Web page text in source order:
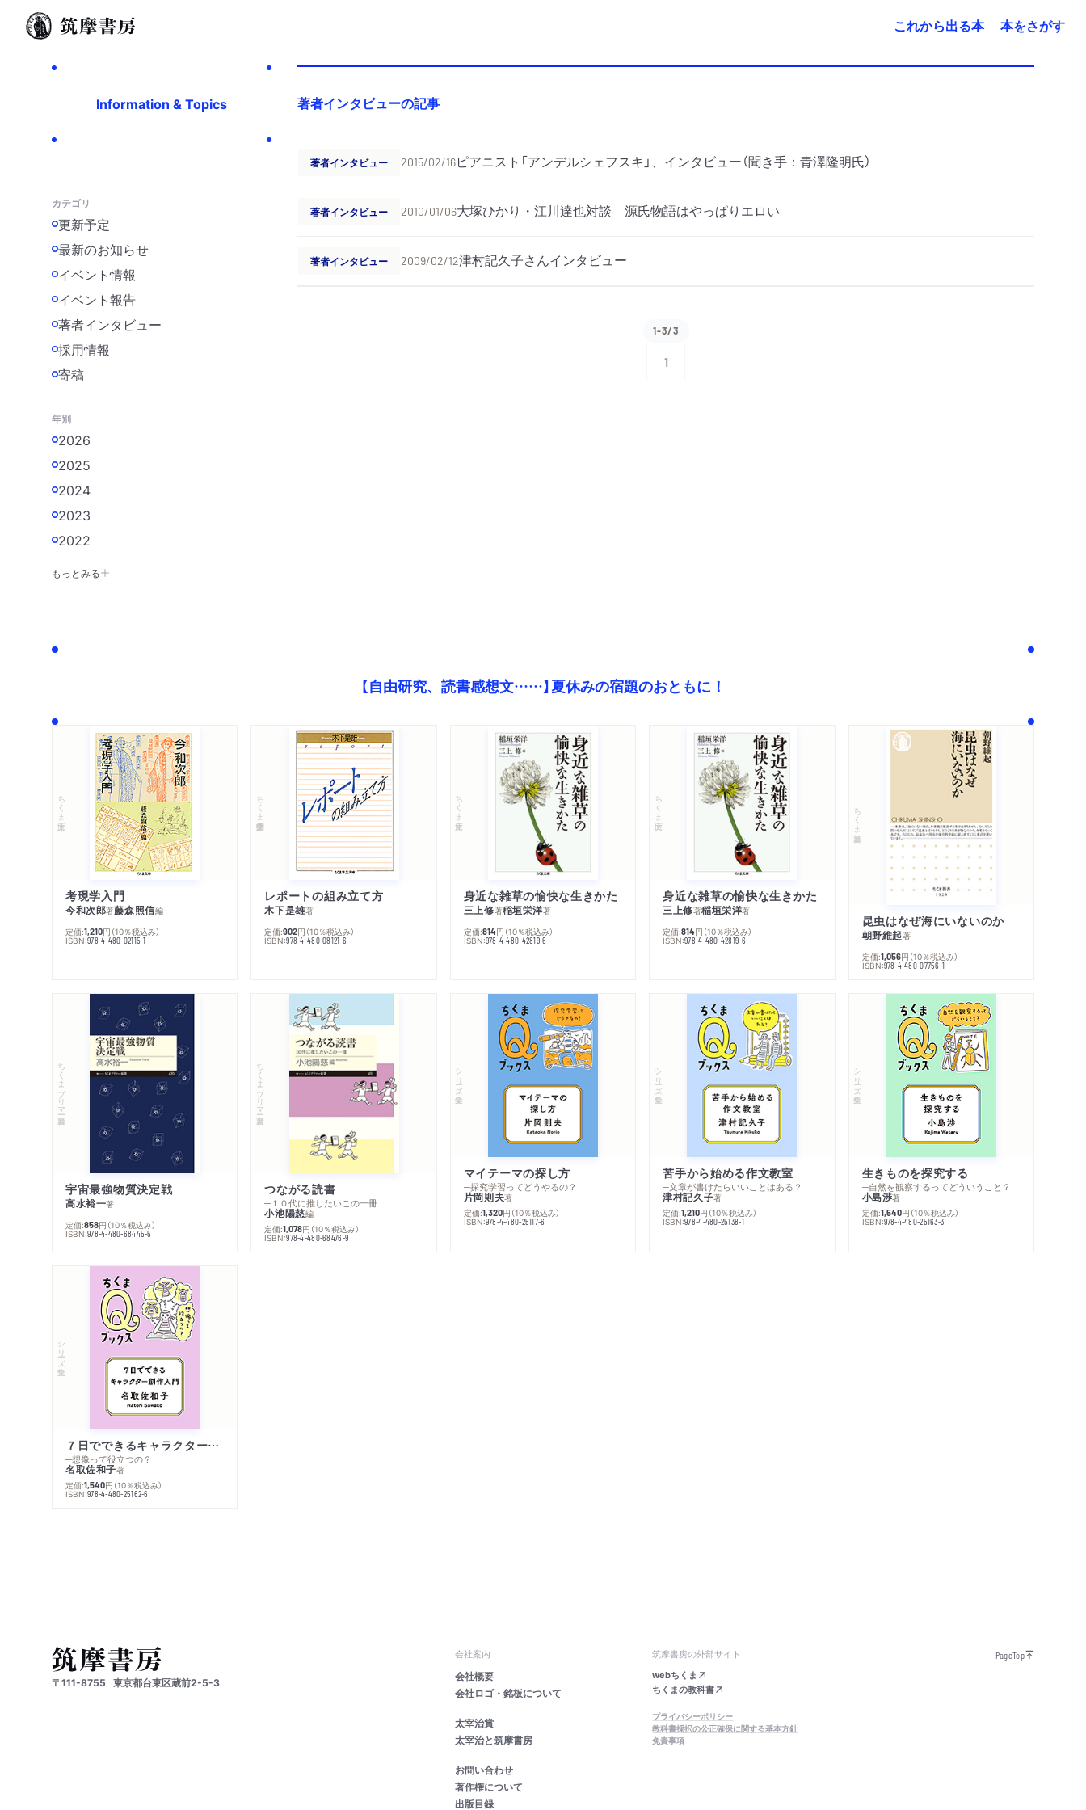
これから出る本 本をさがす
Information & Topics
カテゴリ
更新予定
最新のお知らせ
イベント情報
イベント報告
著者インタビュー
採用情報
寄稿
年別
2026
2025
2024
2023
2022
もっとみる
著者インタビューの記事
著者インタビュー 2015/02/16ピアニスト「アンデルシェフスキ」、インタビュー（聞き手：青澤隆明氏）
著者インタビュー 2010/01/06大塚ひかり・江川達也対談 源氏物語はやっぱりエロい
著者インタビュー 2009/02/12津村記久子さんインタビュー
1-3/3
1
【自由研究、読書感想文……】夏休みの宿題のおともに！
ちくま文庫
考現学入門
今和次郎著藤森照信編
定価:1,210円 （10％税込み）
ISBN:978-4-480-02115-1
ちくま学芸文庫
レポートの組み立て方
木下是雄著
定価:902円 （10％税込み）
ISBN:978-4-480-08121-6
ちくま文庫
身近な雑草の愉快な生きかた
三上修著稲垣栄洋著
定価:814円 （10％税込み）
ISBN:978-4-480-42819-6
ちくま文庫
身近な雑草の愉快な生きかた
三上修著稲垣栄洋著
定価:814円 （10％税込み）
ISBN:978-4-480-42819-6
ちくま新書
昆虫はなぜ海にいないのか
朝野維起著
定価:1,056円 （10％税込み）
ISBN:978-4-480-07756-1
ちくまプリマー新書
宇宙最強物質決定戦
高水裕一著
定価:858円 （10％税込み）
ISBN:978-4-480-68445-5
ちくまプリマー新書
つながる読書
─１０代に推したいこの一冊
小池陽慈編
定価:1,078円 （10％税込み）
ISBN:978-4-480-68476-9
シリーズ・全集
マイテーマの探し方
─探究学習ってどうやるの？
片岡則夫著
定価:1,320円 （10％税込み）
ISBN:978-4-480-25117-6
シリーズ・全集
苦手から始める作文教室
─文章が書けたらいいことはある？
津村記久子著
定価:1,210円 （10％税込み）
ISBN:978-4-480-25138-1
シリーズ・全集
生きものを探究する
─自然を観察するってどういうこと？
小島渉著
定価:1,540円 （10％税込み）
ISBN:978-4-480-25163-3
シリーズ・全集
７日でできるキャラクター創作入門
─想像って役立つの？
名取佐和子著
定価:1,540円 （10％税込み）
ISBN:978-4-480-25162-6
〒111-8755 東京都台東区蔵前2-5-3
会社案内
会社概要
会社ロゴ・銘板について
太宰治賞
太宰治と筑摩書房
お問い合わせ
著作権について
出版目録
筑摩書房の外部サイト
webちくま
ちくまの教科書
プライバシーポリシー
教科書採択の公正確保に関する基本方針
免責事項
PageTop